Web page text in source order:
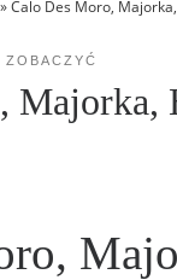
»Calo Des Moro,
ZOBACZYĆ
Majorka,